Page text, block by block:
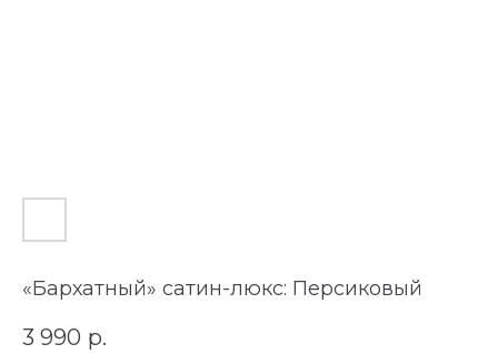
«Бархатный» сатин-люкс: Персиковый
3 990 р.